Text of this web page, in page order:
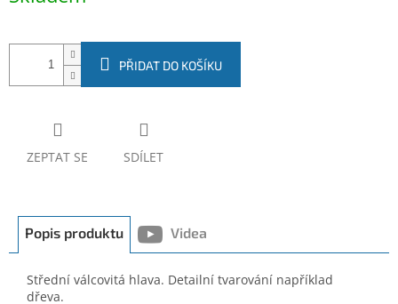
PŘIDAT DO KOŠÍKU
ZEPTAT SE SDÍLET
Popis produktu Videa
Střední válcovitá hlava. Detailní tvarování například
dřeva.